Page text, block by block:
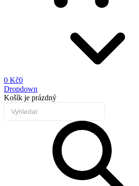
0 Kč0
Dropdown
Košík je prázdný